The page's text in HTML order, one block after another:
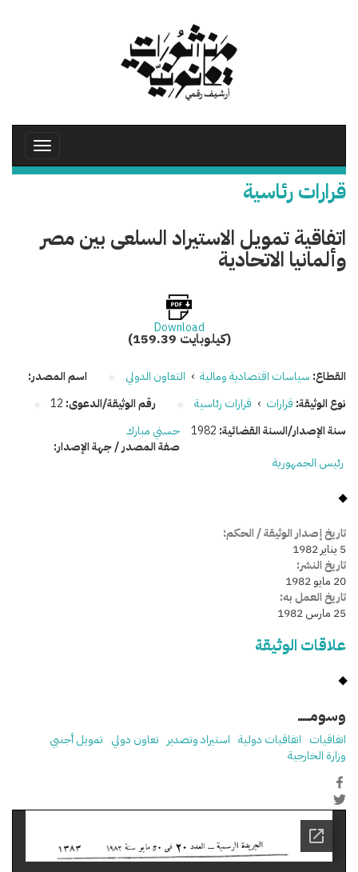
Toggle
قرارات رئاسية
اتفاقية تمويل الاستيراد السلعى بين مصر
وألمانيا الاتحادية
Download
(159.39 كيلوبايت)
القطاع: سياسات اقتصادية ومالية › التعاون الدولي
نوع الوثيقة: قرارات › قرارات رئاسية رقم الوثيقة/الدعوى: 12
سنة الإصدار/السنة القضائية: 1982
اسم المصدر:
حسني مبارك
صفة المصدر / جهة الإصدار:
رئيس الجمهورية
تاريخ إصدار الوثيقة / الحكم:
5 يناير 1982
تاريخ النشر:
20 مايو 1982
تاريخ العمل به:
25 مارس 1982
علاقات الوثيقة
وسومـــــ
اتفاقيات اتفاقيات دولية استيراد وتصدير تعاون دولي تمويل أجنبي
وزارة الخارجية